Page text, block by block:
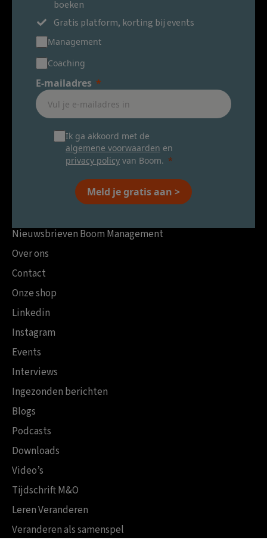
boeken
Gratis platform, korting bij events
Management
Coaching
E-mailadres
Ik ga akkoord met de
algemene voorwaarden en
privacy policy van Boom.
Meld je gratis aan >
Nieuwsbrieven Boom Management
Over ons
Contact
Onze shop
Linkedin
Instagram
Events
Interviews
Ingezonden berichten
Blogs
Podcasts
Downloads
Video’s
Tijdschrift M&O
Leren Veranderen
Veranderen als samenspel